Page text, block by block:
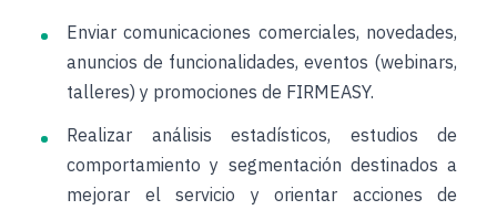
Enviar comunicaciones comerciales, novedades,
anuncios de funcionalidades, eventos (webinars,
talleres) y promociones de FIRMEASY.
Realizar análisis estadísticos, estudios de
comportamiento y segmentación destinados a
mejorar el servicio y orientar acciones de